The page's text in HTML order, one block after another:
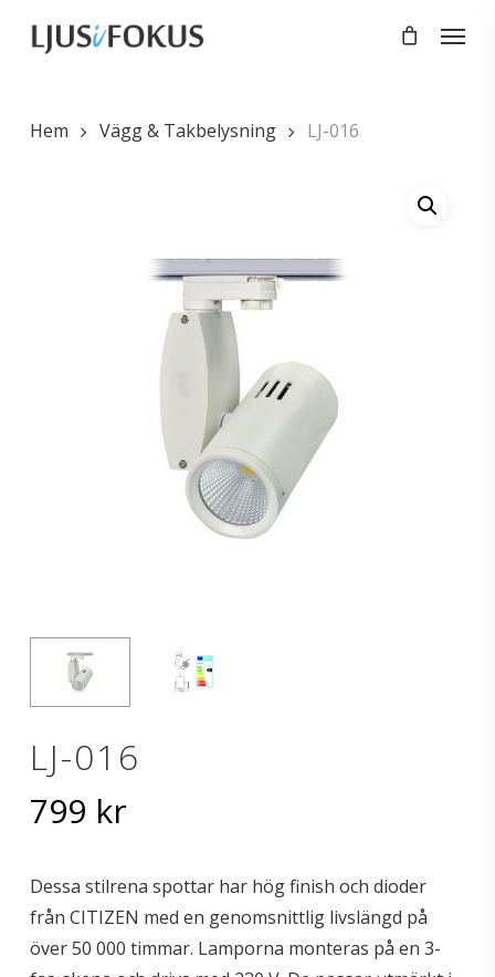
Menu
Hem Vägg & Takbelysning LJ-016
LJ-016
799 kr
Dessa stilrena spottar har hög finish och dioder
från CITIZEN med en genomsnittlig livslängd på
över 50 000 timmar. Lamporna monteras på en 3-